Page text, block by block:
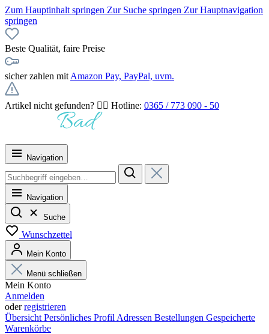
Zum Hauptinhalt springen Zur Suche springen Zur Hauptnavigation
springen
Beste Qualität, faire Preise
sicher zahlen mit Amazon Pay, PayPal, uvm.
Artikel nicht gefunden? 👉🏻 Hotline: 0365 / 773 090 - 50
Navigation
Navigation
Suche
Wunschzettel
Mein Konto
Menü schließen
Mein Konto
Anmelden
oderregistrieren
Übersicht Persönliches Profil Adressen Bestellungen Gespeicherte
Warenkörbe